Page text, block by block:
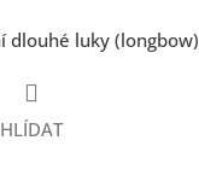
dlouhé luky (longbow)
HLÍDAT